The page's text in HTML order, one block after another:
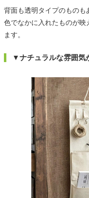
背面も透明タイプのもの
色でなかに入れたものが
ます。
▼ナチュラルな雰囲気